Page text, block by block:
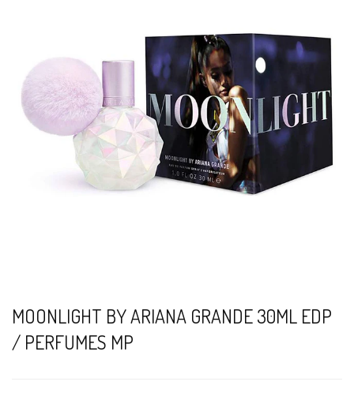
MOONLIGHT BY ARIANA GRANDE 30ML EDP
/ PERFUMES MP